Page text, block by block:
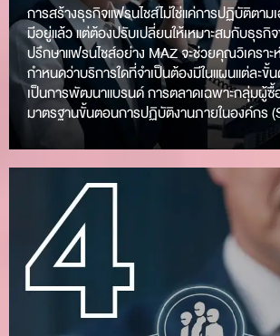
การสร้างธุรกิจแฟรนไชส์ไม่ใช่แค่การปฏิบัติตา
มีอยู่แล้ว แต่ต้องปรับเปลี่ยนให้เหมาะสมกับธุร
ปรึกษาแฟรนไชส์อย่าง MAZ จะช่วยคุณวิเครา
กำหนดว่าบริการใดที่จำเป็นต้องมีในแผนแต่ละขั้
เป็นการพัฒนาแบรนด์ การตลาดเฉพาะกลุ่มผู้
มาตรฐานขั้นตอนการปฏิบัติงานภายในองค์กร